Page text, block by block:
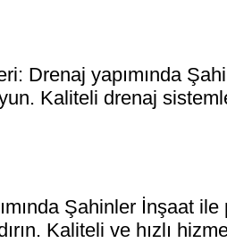
Drenaj yapımında
Kaliteli drenaj
Şahinler İnşaat ile
Kaliteli ve hızlı